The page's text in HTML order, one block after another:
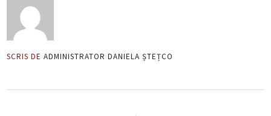
SCRIS DE ADMINISTRATOR DANIELA ȘTEȚCO